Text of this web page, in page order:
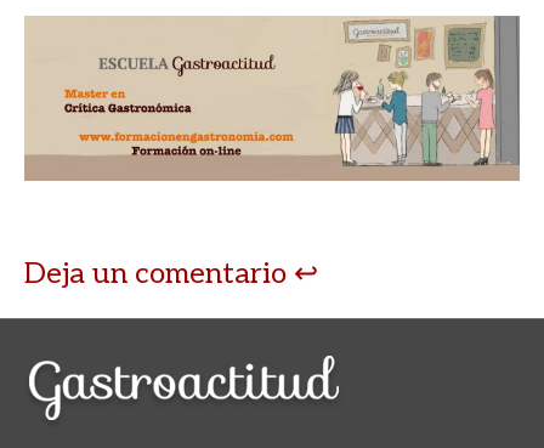
at
s
A
p
e
b
o
o
itt
er p
ar
ti
Deja un comentario